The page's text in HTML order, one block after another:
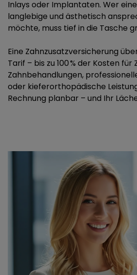
Inlays oder Implantaten. Wer
langlebige und ästhetisch
möchte, muss tief in die Tasche
Eine Zahnzusatzversicherung
Tarif – bis zu 100 % der Kosten für
Zahnbehandlungen,
oder kieferorthopädische
Rechnung planbar – und Ihr